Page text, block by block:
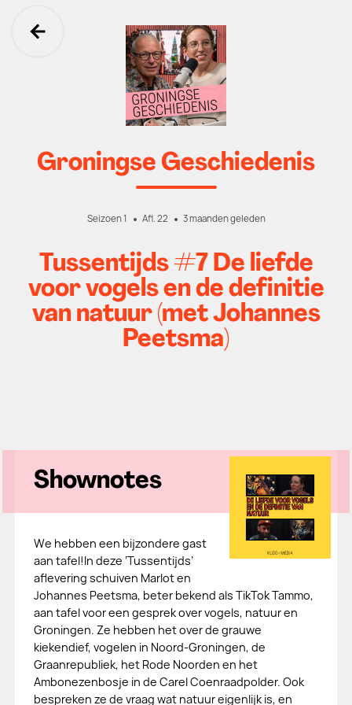
Ga terug
Groningse Geschiedenis
Seizoen 1 Afl. 22 3 maanden geleden
Tussentijds #7 De liefde
voor vogels en de definitie
van natuur (met Johannes
Peetsma)
Shownotes
We hebben een bijzondere gast
aan tafel!In deze ‘Tussentijds’
aflevering schuiven Marlot en
Johannes Peetsma, beter bekend als TikTok Tammo,
aan tafel voor een gesprek over vogels, natuur en
Groningen. Ze hebben het over de grauwe
kiekendief, vogelen in Noord-Groningen, de
Graanrepubliek, het Rode Noorden en het
Ambonezenbosje in de Carel Coenraadpolder. Ook
bespreken ze de vraag wat natuur eigenlijk is, en